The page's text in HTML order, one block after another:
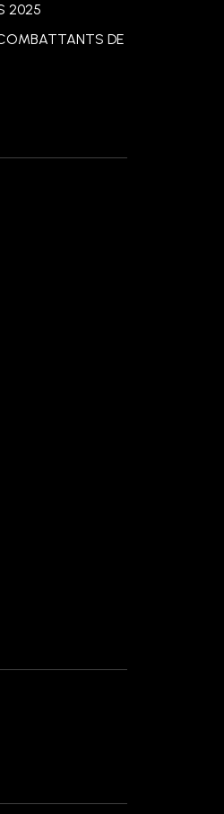
2025
DE